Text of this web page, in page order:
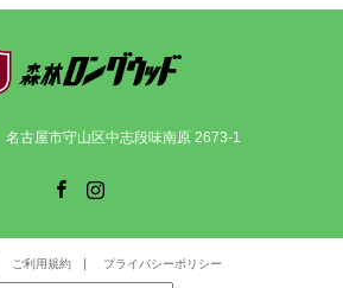
古屋市守山区中志段味南原 2673-1
ご利用規約 プライバシーポリシー